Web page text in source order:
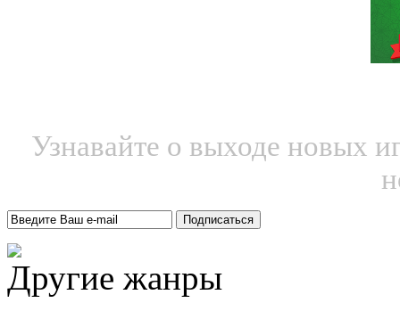
Узнавайте о выходе новых
Другие жанры